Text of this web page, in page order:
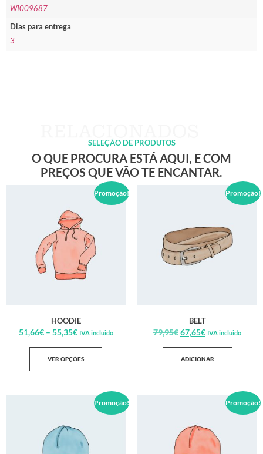
WI009687
Dias para entrega
3
SELEÇÃO DE PRODUTOS
O QUE PROCURA ESTÁ AQUI, E COM
PREÇOS QUE VÃO TE ENCANTAR.
Promoção!
HOODIE
51,66€ – 55,35€ IVA incluido
VER OPÇÕES
Promoção!
BELT
79,95€67,65€ IVA incluido
ADICIONAR
Promoção! Promoção!